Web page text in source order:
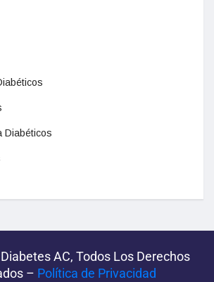
Diabéticos
AC, Todos Los Derechos
– Política de Privacidad‌­